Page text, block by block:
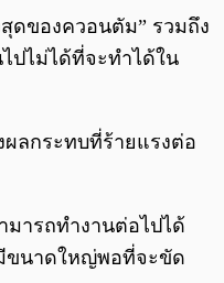
ดของควอนตัม” รวมถึง
ปไม่ได้ที่จะทำได้ใน
ลกระทบที่ร้ายแรงต่อ
มารถทำงานต่อไปได้
ขนาดใหญ่พอที่จะขัด